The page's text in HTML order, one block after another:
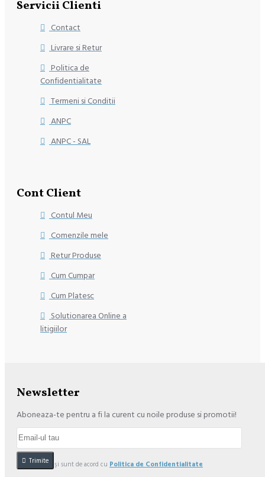
Servicii Clienti
Contact
Livrare si Retur
Politica de
Confidentialitate
Termeni si Conditii
ANPC
ANPC - SAL
Cont Client
Contul Meu
Comenzile mele
Retur Produse
Cum Cumpar
Cum Platesc
Solutionarea Online a
litigiilor
Newsletter
Aboneaza-te pentru a fi la curent cu noile produse si promotii!
Trimite
Am citit şi sunt de acord cu Politica de Confidentialitate